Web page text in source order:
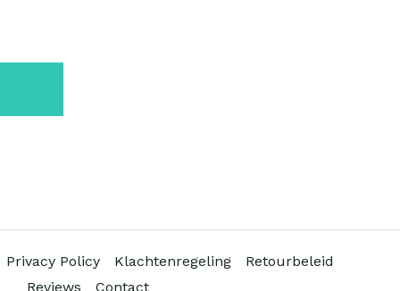
Privacy Policy Klachtenregeling
Retourbeleid
Reviews
Contact